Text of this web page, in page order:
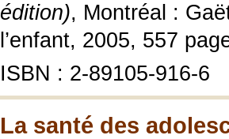
édition), Montréal :
l’enfant, 2005, 557
ISBN : 2-89105-916-6
La santé des